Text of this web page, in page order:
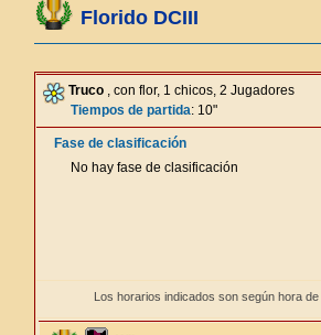
Florido DCIII
Truco , con flor, 1 chicos, 2 Jugadores
Tiempos de partida: 10"
Fase de clasificación
No hay fase de clasificación
Los horarios indicados son según hora